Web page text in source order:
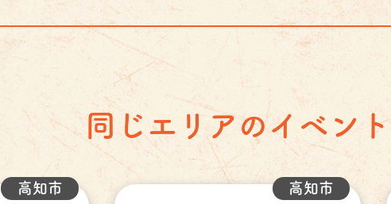
同じエリアのイベント
高知市 高知市